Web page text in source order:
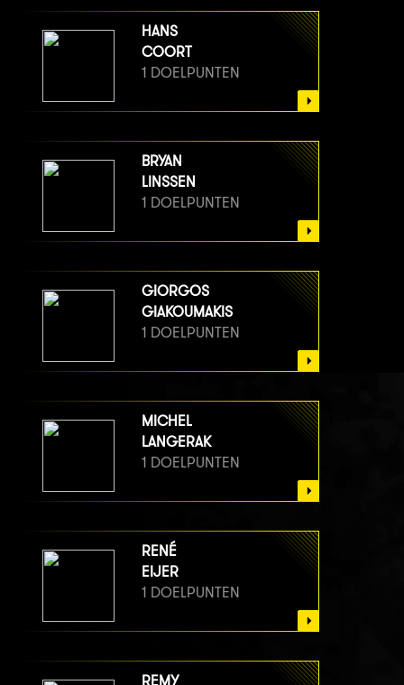
HANS
COORT
1 DOELPUNTEN
BRYAN
LINSSEN
1 DOELPUNTEN
GIORGOS
GIAKOUMAKIS
1 DOELPUNTEN
MICHEL
LANGERAK
1 DOELPUNTEN
RENÉ
EIJER
1 DOELPUNTEN
REMY